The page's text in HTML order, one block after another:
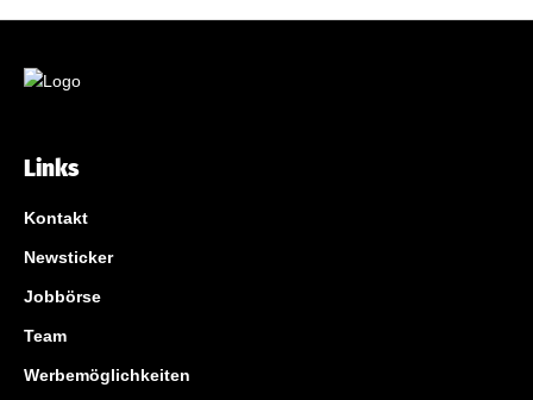
Links
Kontakt
Newsticker
Jobbörse
Team
Werbemöglichkeiten